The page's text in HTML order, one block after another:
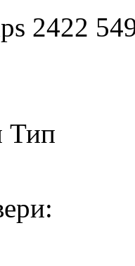
2422
Тип